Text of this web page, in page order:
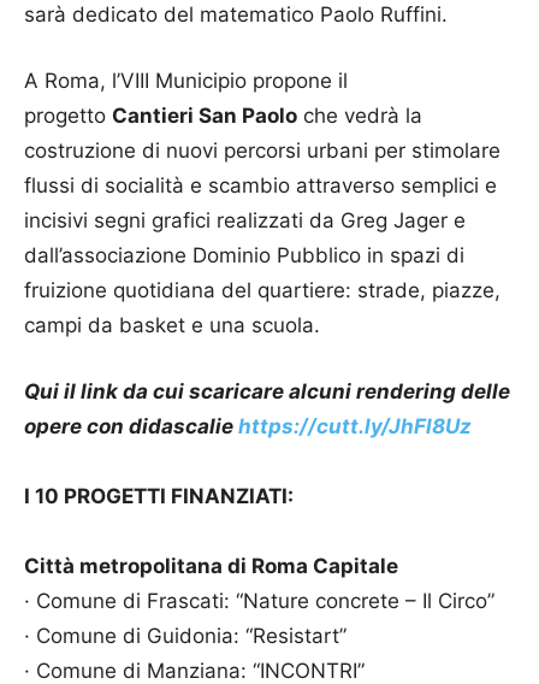
sarà dedicato del matematico Paolo Ruffini.
A Roma, l’VIII Municipio propone il
progetto Cantieri San Paolo che vedrà la
costruzione di nuovi percorsi urbani per stimolare
flussi di socialità e scambio attraverso semplici e
incisivi segni grafici realizzati da Greg Jager e
dall’associazione Dominio Pubblico in spazi di
fruizione quotidiana del quartiere: strade, piazze,
campi da basket e una scuola.
Qui il link da cui scaricare alcuni rendering delle
opere con didascalie https://cutt.ly/JhFl8Uz
I 10 PROGETTI FINANZIATI:
Città metropolitana di Roma Capitale
· Comune di Frascati: “Nature concrete – Il Circo”
· Comune di Guidonia: “Resistart”
· Comune di Manziana: “INCONTRI”